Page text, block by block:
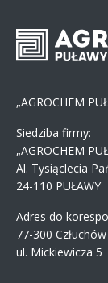
„AGROCHEM
Siedziba firmy:
„AGROCHEM
Al. Tysiąclecia
24-110 PUŁAWY
Adres do
77-300 Człuchów
ul. Mickiewicza 5